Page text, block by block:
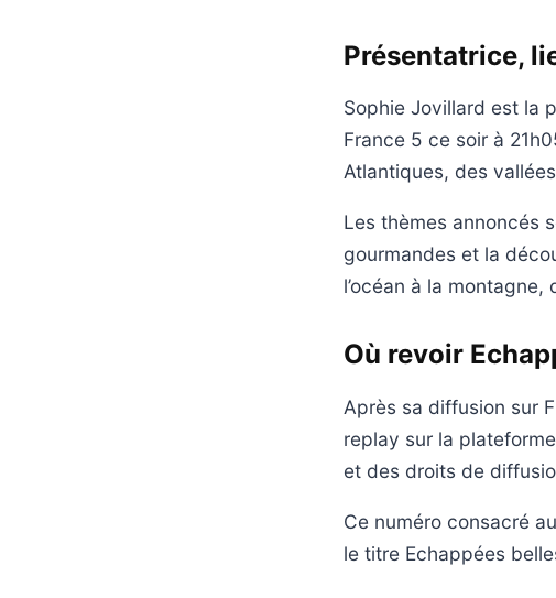
Présentatrice,
Sophie Jovillard est la
France 5 ce soir à
Atlantiques, des
Les thèmes annoncés
gourmandes et la
l’océan à la
Où revoir
Après sa diffusion sur
replay sur la
et des droits de
Ce numéro consacré
le titre Echappées